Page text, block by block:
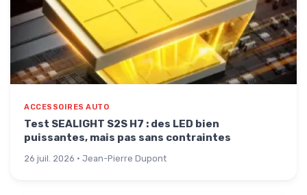
ACCESSOIRES AUTO
Test SEALIGHT S2S H7 : des LED bien
puissantes, mais pas sans contraintes
26 juil. 2026 · Jean-Pierre Dupont